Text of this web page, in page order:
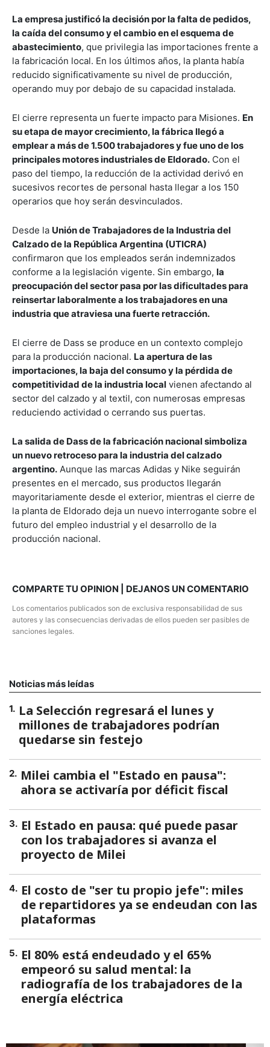
La empresa justificó la decisión por la falta de pedidos,
la caída del consumo y el cambio en el esquema de
abastecimiento, que privilegia las importaciones frente a
la fabricación local. En los últimos años, la planta había
reducido significativamente su nivel de producción,
operando muy por debajo de su capacidad instalada.
El cierre representa un fuerte impacto para Misiones. En
su etapa de mayor crecimiento, la fábrica llegó a
emplear a más de 1.500 trabajadores y fue uno de los
principales motores industriales de Eldorado. Con el
paso del tiempo, la reducción de la actividad derivó en
sucesivos recortes de personal hasta llegar a los 150
operarios que hoy serán desvinculados.
Desde la Unión de Trabajadores de la Industria del
Calzado de la República Argentina (UTICRA)
confirmaron que los empleados serán indemnizados
conforme a la legislación vigente. Sin embargo, la
preocupación del sector pasa por las dificultades para
reinsertar laboralmente a los trabajadores en una
industria que atraviesa una fuerte retracción.
El cierre de Dass se produce en un contexto complejo
para la producción nacional. La apertura de las
importaciones, la baja del consumo y la pérdida de
competitividad de la industria local vienen afectando al
sector del calzado y al textil, con numerosas empresas
reduciendo actividad o cerrando sus puertas.
La salida de Dass de la fabricación nacional simboliza
un nuevo retroceso para la industria del calzado
argentino. Aunque las marcas Adidas y Nike seguirán
presentes en el mercado, sus productos llegarán
mayoritariamente desde el exterior, mientras el cierre de
la planta de Eldorado deja un nuevo interrogante sobre el
futuro del empleo industrial y el desarrollo de la
producción nacional.
COMPARTE TU OPINION | DEJANOS UN COMENTARIO
Los comentarios publicados son de exclusiva responsabilidad de sus
autores y las consecuencias derivadas de ellos pueden ser pasibles de
sanciones legales.
Noticias más leídas
1. La Selección regresará el lunes y
millones de trabajadores podrían
quedarse sin festejo
2. Milei cambia el "Estado en pausa":
ahora se activaría por déficit fiscal
3. El Estado en pausa: qué puede pasar
con los trabajadores si avanza el
proyecto de Milei
4. El costo de "ser tu propio jefe": miles
de repartidores ya se endeudan con las
plataformas
5. El 80% está endeudado y el 65%
empeoró su salud mental: la
radiografía de los trabajadores de la
energía eléctrica